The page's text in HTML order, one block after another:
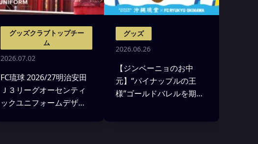
グッズクラブトップチー
ム
2026.07.02
FC琉球 2026/27明治安田
Ｊ３リーグオーセンティ
ックユニフォームデザイ
グッズ
2026.06.26
【ジンベーニョのお中
元】“パイナップルの王
様”ゴールドバレルを期間